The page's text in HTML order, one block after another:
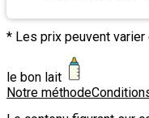
* Les prix peuvent
le bon lait
Notre méthode